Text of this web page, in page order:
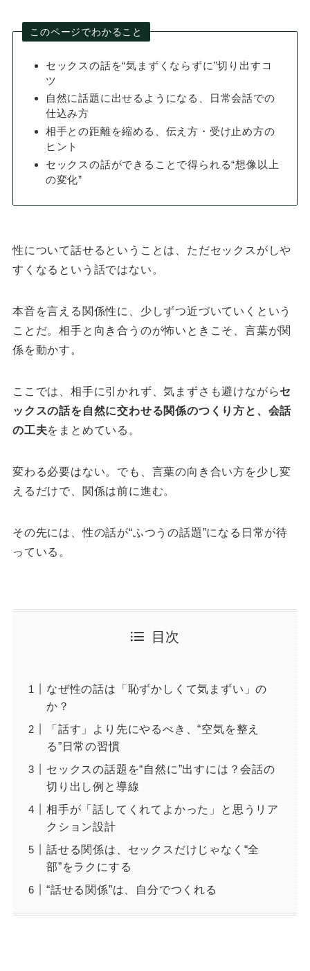
このページでわかること
セックスの話を“気まずくならずに”切り出すコ
ツ
自然に話題に出せるようになる、日常会話での
仕込み方
相手との距離を縮める、伝え方・受け止め方の
ヒント
セックスの話ができることで得られる“想像以上
の変化”
性について話せるということは、 ただセックスがしや
すくなるという話ではない。
本音を言える関係性に、少しずつ近づいていくという
ことだ。相手と向き合うのが怖いときこそ、言葉が関
係を動かす。
ここでは、相手に引かれず、気まずさも避けながらセ
ックスの話を自然に交わせる関係のつくり方と、会話
の工夫をまとめている。
変わる必要はない。 でも、言葉の向き合い方を少し変
えるだけで、関係は前に進む。
その先には、性の話が“ふつうの話題”になる日常が待
っている。
目次
なぜ性の話は「恥ずかしくて気まずい」の
か？
「話す」より先にやるべき、“空気を整え
る”日常の習慣
セックスの話題を“自然に”出すには？会話の
切り出し例と導線
相手が「話してくれてよかった」と思うリア
クション設計
話せる関係は、セックスだけじゃなく“全
部”をラクにする
“話せる関係”は、自分でつくれる